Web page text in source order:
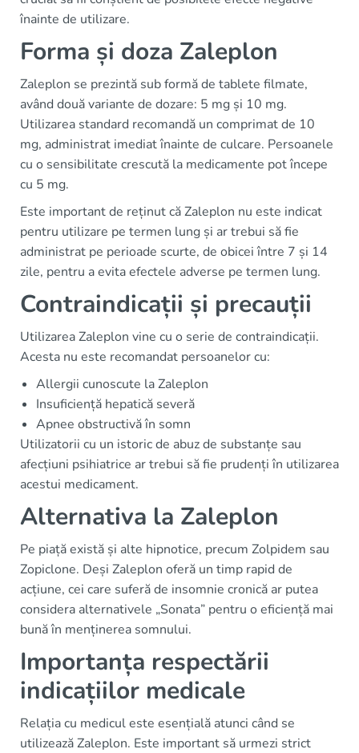
înainte de utilizare.
Forma și doza Zaleplon
Zaleplon se prezintă sub formă de tablete filmate,
având două variante de dozare: 5 mg și 10 mg.
Utilizarea standard recomandă un comprimat de 10
mg, administrat imediat înainte de culcare. Persoanele
cu o sensibilitate crescută la medicamente pot începe
cu 5 mg.
Este important de reținut că Zaleplon nu este indicat
pentru utilizare pe termen lung și ar trebui să fie
administrat pe perioade scurte, de obicei între 7 și 14
zile, pentru a evita efectele adverse pe termen lung.
Contraindicații și precauții
Utilizarea Zaleplon vine cu o serie de contraindicații.
Acesta nu este recomandat persoanelor cu:
Allergii cunoscute la Zaleplon
Insuficiență hepatică severă
Apnee obstructivă în somn
Utilizatorii cu un istoric de abuz de substanțe sau
afecțiuni psihiatrice ar trebui să fie prudenți în utilizarea
acestui medicament.
Alternativa la Zaleplon
Pe piață există și alte hipnotice, precum Zolpidem sau
Zopiclone. Deși Zaleplon oferă un timp rapid de
acțiune, cei care suferă de insomnie cronică ar putea
considera alternativele „Sonata” pentru o eficiență mai
bună în menținerea somnului.
Importanța respectării
indicațiilor medicale
Relația cu medicul este esențială atunci când se
utilizează Zaleplon. Este important să urmezi strict